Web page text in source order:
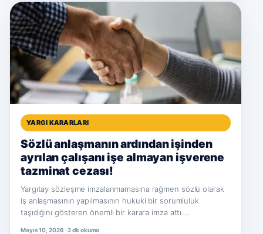
YARGI KARARLARI
Sözlü anlaşmanın ardından işinden
ayrılan çalışanı işe almayan işverene
tazminat cezası!
Yargıtay sözleşme imzalanmamasına rağmen sözlü olarak
iş anlaşmasının yapılmasının hukuki bir sorumluluk
taşıdığını gösteren önemli bir karara imza attı.…
Mayıs 10, 2026 · 2 dk okuma